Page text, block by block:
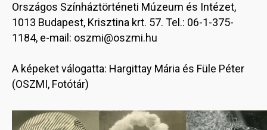
Országos Színháztörténeti Múzeum és Intézet,
1013 Budapest, Krisztina krt. 57. Tel.: 06-1-375-
1184, e-mail: oszmi@oszmi.hu
A képeket válogatta: Hargittay Mária és Füle Péter
(OSZMI, Fotótár)